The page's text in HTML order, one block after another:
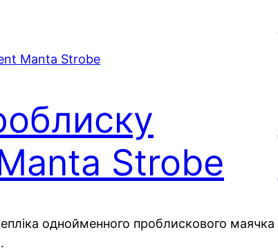
Strobe
однойменного проблискового маячка